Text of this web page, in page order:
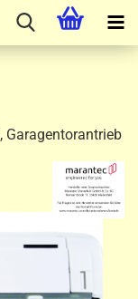
Garagentorantrieb